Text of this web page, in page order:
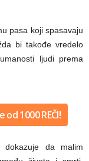
pasa koji spasavaju
bi takođe vredelo
ljudi prema
1000 REČI!
dokazuje da malim